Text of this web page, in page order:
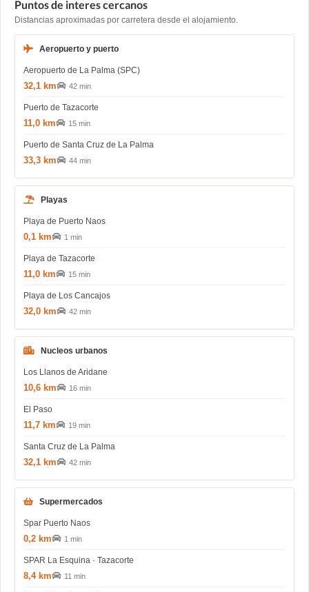
Puntos de interes cercanos
Distancias aproximadas por carretera desde el alojamiento.
Aeropuerto y puerto
Aeropuerto de La Palma (SPC)
32,1 km 42 min
Puerto de Tazacorte
11,0 km 15 min
Puerto de Santa Cruz de La Palma
33,3 km 44 min
Playas
Playa de Puerto Naos
0,1 km 1 min
Playa de Tazacorte
11,0 km 15 min
Playa de Los Cancajos
32,0 km 42 min
Nucleos urbanos
Los Llanos de Aridane
10,6 km 16 min
El Paso
11,7 km 19 min
Santa Cruz de La Palma
32,1 km 42 min
Supermercados
Spar Puerto Naos
0,2 km 1 min
SPAR La Esquina · Tazacorte
8,4 km 11 min